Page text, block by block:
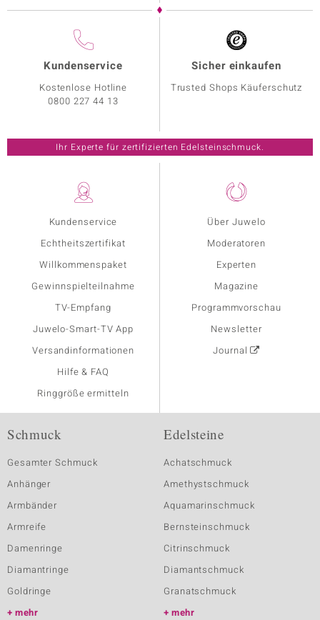
Kundenservice
Echtheitszertifikat
Willkommenspaket
Gewinnspielteilnahme
TV-Empfang
Juwelo-Smart-TV App
Versandinformationen
Hilfe & FAQ
Ringgröße ermitteln
Über Juwelo
Moderatoren
Experten
Magazine
Programmvorschau
Newsletter
Journal
Kundenservice
Kostenlose Hotline
0800 227 44 13
Sicher einkaufen
Trusted Shops Käuferschutz
Ihr Experte für zertifizierten Edelsteinschmuck.
Schmuck
Gesamter Schmuck
Anhänger
Armbänder
Armreife
Damenringe
Diamantringe
Goldringe
mehr
Edelsteine
Achatschmuck
Amethystschmuck
Aquamarinschmuck
Bernsteinschmuck
Citrinschmuck
Diamantschmuck
Granatschmuck
mehr